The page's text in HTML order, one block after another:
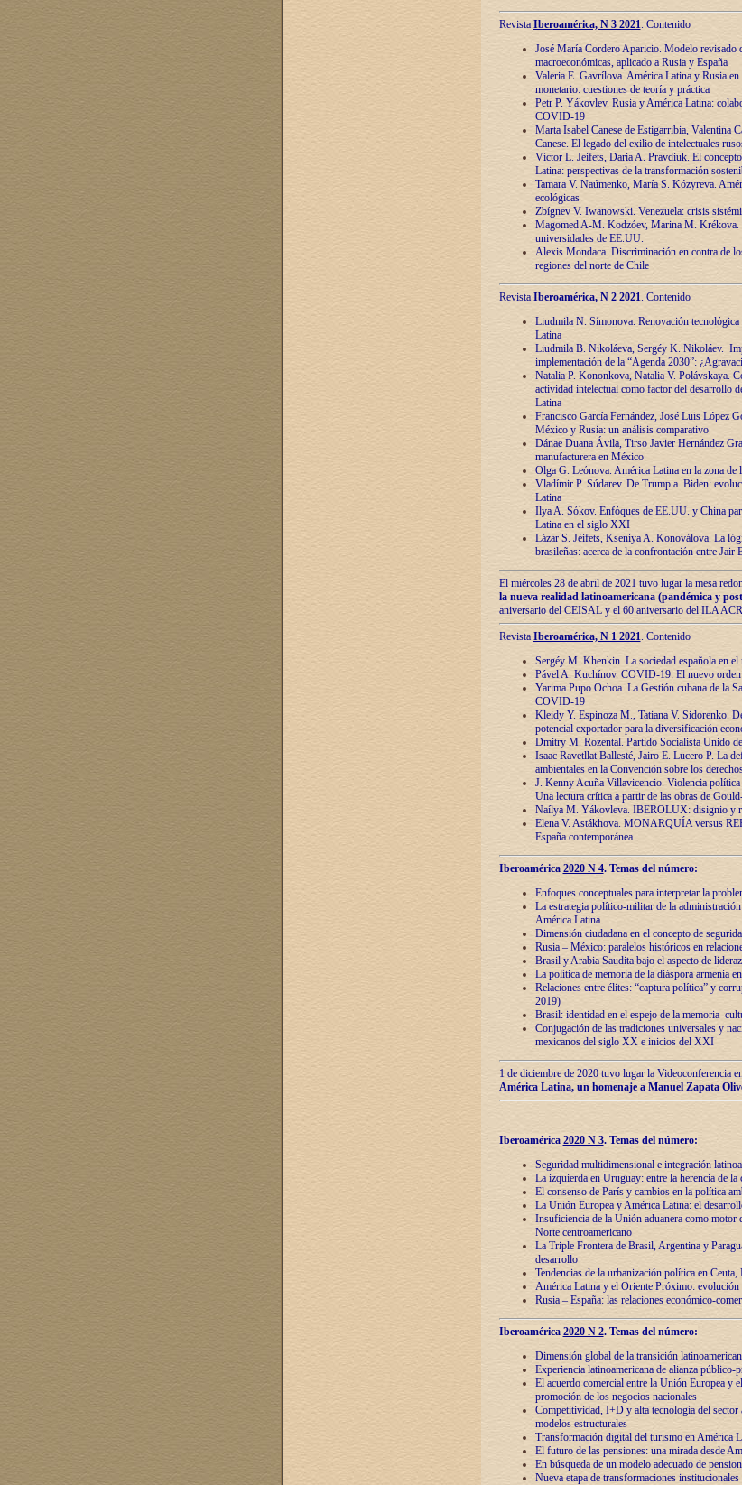
Revista Iberoamérica, N 3 2021. Contenido
José María Cordero Aparicio. Modelo revisado
macroeconómicas, aplicado a Rusia y España
Valeria E. Gavrílova. América Latina y Rusia
monetario: cuestiones de teoría y práctica
Petr P. Yákovlev. Rusia y América Latina:
COVID-19
Marta Isabel Canese de Estigarribia, Valentina
Canese. El legado del exilio de intelectuales
Víctor L. Jeifets, Daria A. Pravdiuk. El
Latina: perspectivas de la transformación
Tamara V. Naúmenko, María S. Kózyreva.
ecológicas
Zbígnev V. Iwanowski. Venezuela: crisis
Magomed A-M. Kodzóev, Marina M. Krékova.
universidades de EE.UU.
Alexis Mondaca. Discriminación en contra de
regiones del norte de Chile
RevistaIberoamérica, N 2 2021. Contenido
Liudmila N. Símonova. Renovaciόn
Latina
Liudmila B. Nikoláeva, Sergéy K. Nikoláev.
implementaciόn de la “Agenda 2030”:
Natalia P. Kononkova, Natalia V. Polávskaya.
actividad intelectual como factor del desarrollo
Latina
Francisco García Fernández, José Luis López
México y Rusia: un análisis comparativo
Dánae Duana Ávila, Tirso Javier Hernández
manufacturera en México
Olga G. Leόnova. América Latina en la zona de
Vladímir P. Súdarev. De Trump a Biden:
Latina
Ilya A. Sόkov. Enfόques de EE.UU. y China
Latina en el siglo XXI
Lázar S. Jéifets, Kseniya A. Konoválova. La
brasileñas: acerca de la confrontaciόn entre
El miércoles 28 de abril de 2021 tuvo lugar la mesa
la nueva realidad latinoamericana (pandémica y
aniversario del CEISAL y el 60 aniversario del ILA ACR
Revista Iberoamérica, N 1 2021. Contenido
Sergéy M. Khenkin. La sociedad española en el
Pável A. Kuchínov. COVID-19: El nuevo
Yarima Pupo Ochoa. La Gestión cubana de la
COVID-19
Kleidy Y. Espinoza M., Tatiana V. Sidorenko.
potencial exportador para la diversificación
Dmitry M. Rozental. Partido Socialista Unido
Isaac Ravetllat Ballesté, Jairo E. Lucero P. La
ambientales en la Convención sobre los
J. Kenny Acuña Villavicencio. Violencia
Una lectura crítica a partir de las obras de
Naílya M. Yákovleva. IBEROLUX: disignio y
Elena V. Astákhova. MONARQUÍA versus
España contemporánea
Iberoamérica 2020 N 4. Temas del número:
Enfoques conceptuales para interpretar la
La estrategia político-militar de la
América Latina
Dimensión ciudadana en el concepto de
Rusia – México: paralelos históricos en
Brasil y Arabia Saudita bajo el aspecto de
La política de memoria de la diáspora armenia
Relaciones entre élites: “captura política” y
2019)
Brasil: identidad en el espejo de la memoria
Conjugación de las tradiciones universales y
mexicanos del siglo XX e inicios del XXI
1 de diciembre de 2020 tuvo lugar la Videoconferencia
América Latina, un homenaje a Manuel Zapata
Iberoamérica 2020 N 3.Temas del número:
Seguridad multidimensional e integración
La izquierda en Uruguay: entre la herencia de lа
El consenso de París y cambios en la política
La Unión Europea y América Latina: el
Insuficiencia de la Unión aduanera como motor
Norte centroamericano
La Triple Frontera de Brasil, Argentina y
desarrollo
Tendencias de la urbanización política en
América Latina y el Oriente Próximo: evolución
Rusia – España: las relaciones económico-
Iberoamérica 2020 N 2.Temas del número:
Dimensión global de la transición
Experiencia latinoamericana de alianza público-
El acuerdo comercial entre la Unión Europea y
promoción de los negocios nacionales
Competitividad, I+D y alta tecnología del sector
modelos estructurales
Transformación digital del turismo en América
El futuro de las pensiones: una mirada desde
En búsqueda de un modelo adecuado de
Nueva etapa de transformaciones institucionales